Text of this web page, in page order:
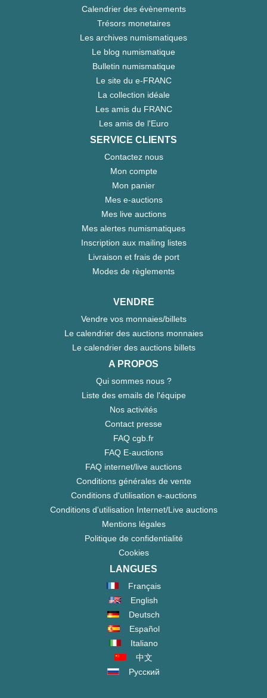
Calendrier des évènements
Trésors monetaires
Les archives numismatiques
Le blog numismatique
Bulletin numismatique
Le site du e-FRANC
La collection idéale
Les amis du FRANC
Les amis de l'Euro
SERVICE CLIENTS
Contactez nous
Mon compte
Mon panier
Mes e-auctions
Mes live auctions
Mes alertes numismatiques
Inscription aux mailing listes
Livraison et frais de port
Modes de règlements
VENDRE
Vendre vos monnaies/billets
Le calendrier des auctions monnaies
Le calendrier des auctions billets
A PROPOS
Qui sommes nous ?
Liste des emails de l'équipe
Nos activités
Contact presse
FAQ cgb.fr
FAQ E-auctions
FAQ internet/live auctions
Conditions générales de vente
Conditions d'utilisation e-auctions
Conditions d'utilisation Internet/Live auctions
Mentions légales
Politique de confidentialité
Cookies
LANGUES
Français
English
Deutsch
Español
Italiano
中文
Русский